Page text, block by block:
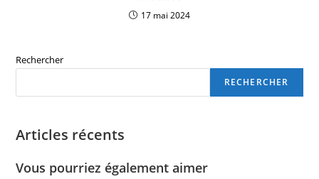
17 mai 2024
Rechercher
RECHERCHER
Articles récents
Vous pourriez également aimer